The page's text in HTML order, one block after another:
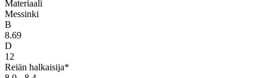
Materiaali
Messinki
B
8.69
D
12
Reiän halkaisija*